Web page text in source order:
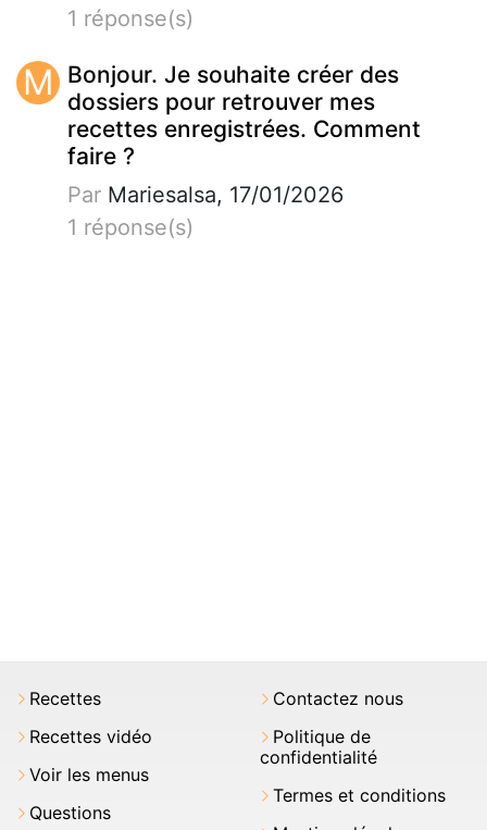
1 réponse(s)
M Bonjour. Je souhaite créer des
dossiers pour retrouver mes
recettes enregistrées. Comment
faire ?
Par Mariesalsa, 17/01/2026
1 réponse(s)
Recettes
Recettes vidéo
Voir les menus
Questions
Contactez nous
Politique de
confidentialité
Termes et conditions